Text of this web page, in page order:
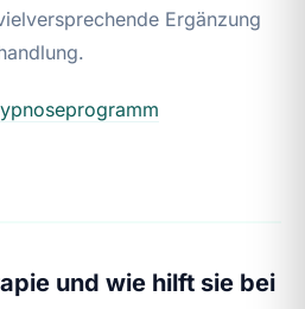
Ergänzung
und wie hilft sie bei